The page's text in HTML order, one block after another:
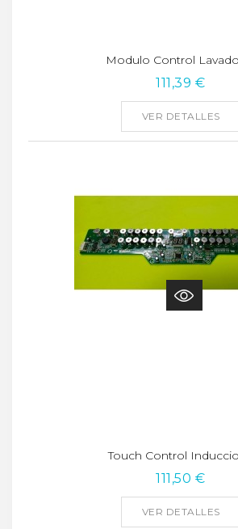
Modulo Control
111,39 €
VER DETALLES
Touch Control
111,50 €
VER DETALLES